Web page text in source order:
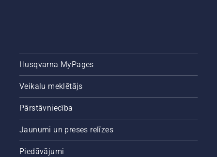
Husqvarna MyPages
Veikalu meklētājs
Pārstāvniecība
Jaunumi un preses relīzes
Piedāvājumi